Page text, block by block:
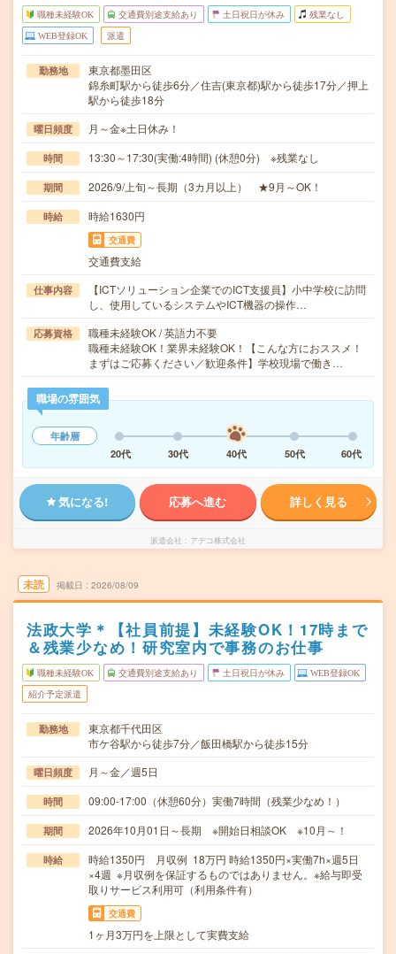
職種未経験OK 交通費別途支給あり 土日祝日が休み 残業なし
WEB登録OK 派遣
勤務地
東京都墨田区
錦糸町駅から徒歩6分／住吉(東京都)駅から徒歩17分／押上
駅から徒歩18分
曜日頻度 月～金※土日休み！
時間 13:30～17:30(実働:4時間) (休憩0分) ※残業なし
期間 2026/9/上旬～長期（3カ月以上） ★9月～OK！
時給 時給1630円
交通費
交通費支給
仕事内容
【ICTソリューション企業でのICT支援員】小中学校に訪問
し、使用しているシステムやICT機器の操作…
応募資格
職種未経験OK / 英語力不要
職種未経験OK！業界未経験OK！【こんな方におススメ！
まずはご応募ください／歓迎条件】学校現場で働き…
職場の雰囲気
年齢層
20代
30代 40代 50代 60代
気になる! 応募へ進む 詳しく見る
派遣会社 アデコ株式会社
未読 掲載日 2026/08/09
法政大学＊【社員前提】未経験OK！17時まで
＆残業少なめ！研究室内で事務のお仕事
職種未経験OK 交通費別途支給あり 土日祝日が休み WEB登録OK
紹介予定派遣
勤務地
東京都千代田区
市ケ谷駅から徒歩7分／飯田橋駅から徒歩15分
曜日頻度 月～金／週5日
時間 09:00-17:00（休憩60分）実働7時間（残業少なめ！）
期間 2026年10月01日～長期 ※開始日相談OK ※10月～！
時給
時給1350円 月収例 18万円 時給1350円×実働7h×週5日
×4週 ※月収例を保証するものではありません。※給与即受
取りサービス利用可（利用条件有）
交通費
1ヶ月3万円を上限として実費支給